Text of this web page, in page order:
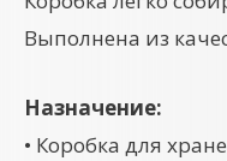
Выполнена из
Назначение:
• Коробка для